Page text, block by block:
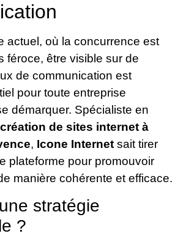
actuel, où la concurrence est
féroce, être visible sur de
de communication est
pour toute entreprise
démarquer. Spécialiste en
de sites internet à
, Icone Internet sait tirer
plateforme pour promouvoir
manière cohérente et efficace.
stratégie
?